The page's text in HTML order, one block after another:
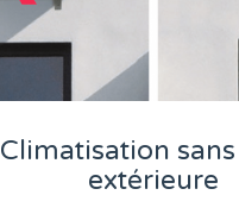
Climatisation
extérieure